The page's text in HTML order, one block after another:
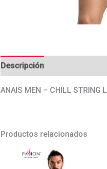
Descripción
ANAIS MEN – CHILL STRING L
Productos relacionados